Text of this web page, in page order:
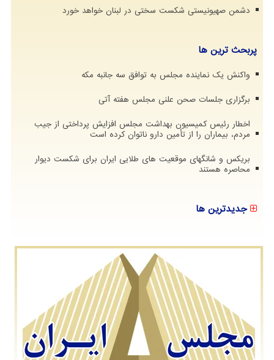
دشمن صهیونیستی شکست سختی در لبنان خواهد خورد
پربحث ترین ها
واکنش یک نماینده مجلس به توافق سه جانبه مکه
برگزاری جلسات صحن علنی مجلس هفته آتی
اخطار رئیس کمیسیون بهداشت مجلس افزایش پرداختی از جیب
مردم، بیماران را از تأمین دارو ناتوان کرده است
بریکس و شانگهای موقعیت های طلایی ایران برای شکست دیوار
محاصره هستند
جدیدترین ها